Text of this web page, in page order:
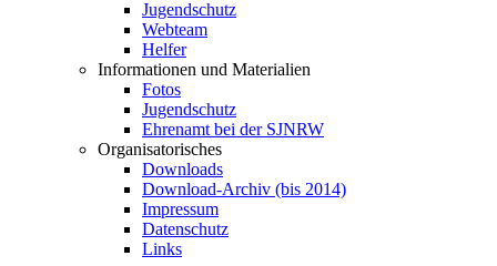
Jugendschutz
Webteam
Helfer
Informationen und Materialien
Fotos
Jugendschutz
Ehrenamt bei der SJNRW
Organisatorisches
Downloads
Download-Archiv (bis 2014)
Impressum
Datenschutz
Links